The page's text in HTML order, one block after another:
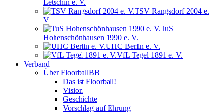
Letschin e. V.
TSV Rangsdorf 2004 e.
V.
TuS
Hohenschönhausen 1990 e. V.
UHC Berlin e. V.
VfL Tegel 1891 e. V.
Verband
Über FloorballBB
Das ist Floorball!
Vision
Geschichte
Vorschlag auf Ehrung